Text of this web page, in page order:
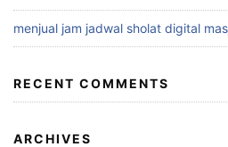
menjual jam jadwal sholat digital
RECENT COMMENTS
ARCHIVES